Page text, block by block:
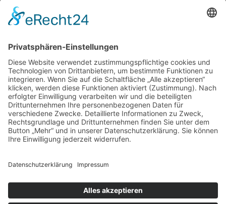
(WZ / 04.08.2026)
Integrative Kochgruppe feiert ihr Sommerfest
(WZ / 03.08.2026)
Viel Potenzial
(WZ / 24.07.2026)
Hier finden Sie aktuelle Nachrichten in leichter Sprache:
© 2026 • KBR
Kreisbehindertenrat im Landkreis Oldenburg